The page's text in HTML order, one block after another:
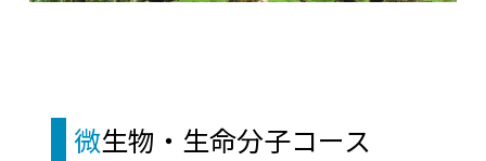
微生物・生命分子コース